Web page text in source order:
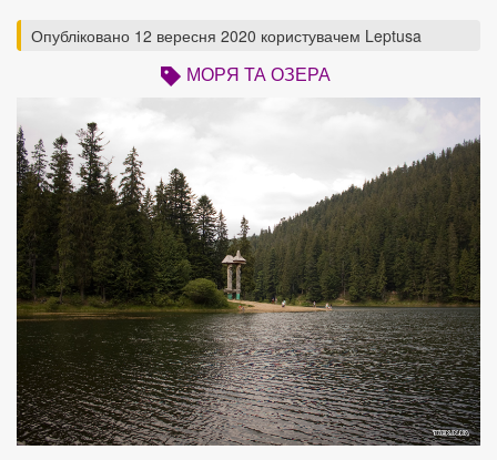
Опубліковано 12 вересня 2020 користувачем Leptusa
МОРЯ ТА ОЗЕРА